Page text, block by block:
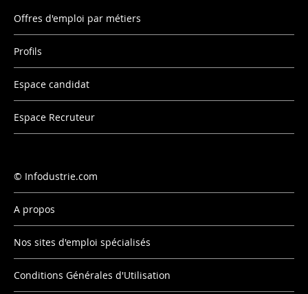
Offres d'emploi par métiers
Profils
Espace candidat
Espace Recruteur
Infodustrie.com
A propos
Nos sites d'emploi spécialisés
Conditions Générales d'Utilisation